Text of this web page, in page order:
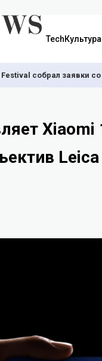
TechКультура
собрал заявки